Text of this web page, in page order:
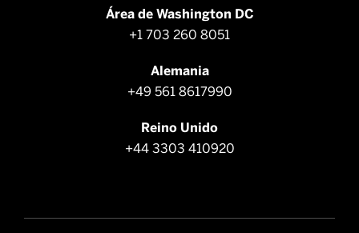
Área de Washington DC
+1 703 260 8051
Alemania
+49 561 8617990
Reino Unido
+44 3303 410920